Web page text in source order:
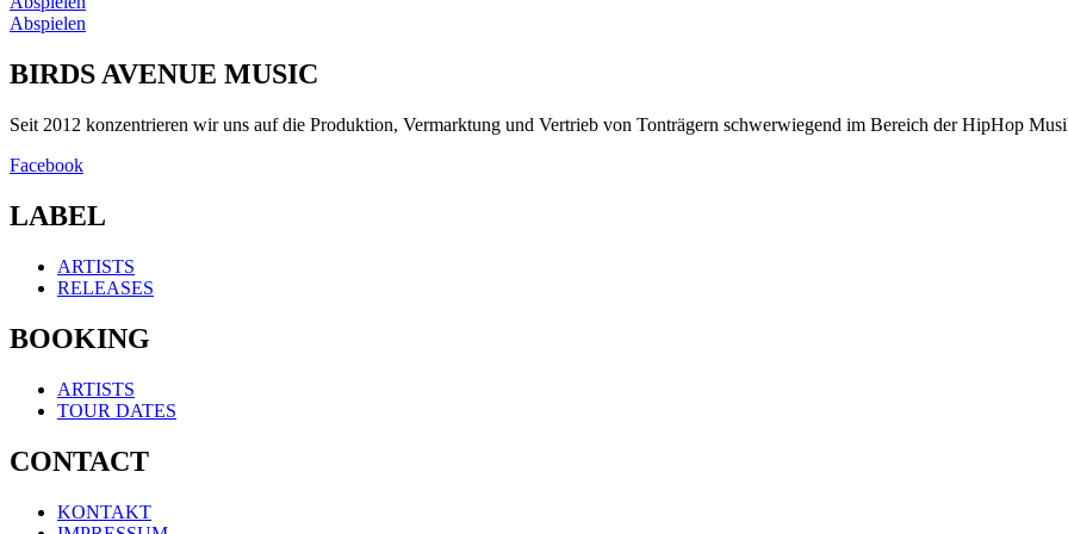
Abspielen
BIRDS AVENUE MUSIC
Seit 2012 konzentrieren wir uns auf die Produktion, Vermarktung und Vertrieb von Tonträgern schwerwiegend im Bereich der HipHop
Facebook
LABEL
ARTISTS
RELEASES
BOOKING
ARTISTS
TOUR DATES
CONTACT
KONTAKT